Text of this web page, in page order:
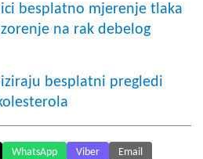
besplatno mjerenje tlaka
na rak debelog
besplatni pregledi
WhatsApp Viber Email